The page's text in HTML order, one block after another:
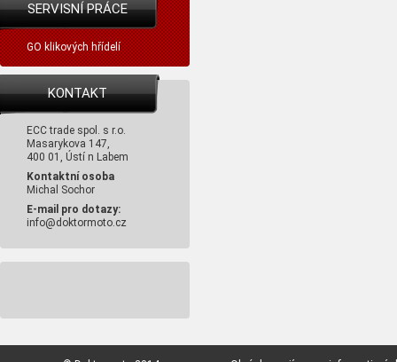
SERVISNÍ PRÁCE
GO klikových hřídelí
KONTAKT
ECC trade spol. s r.o.
Masarykova 147,
400 01, Ústí n Labem
Kontaktní osoba
Michal Sochor
E-mail pro dotazy:
info@doktormoto.cz